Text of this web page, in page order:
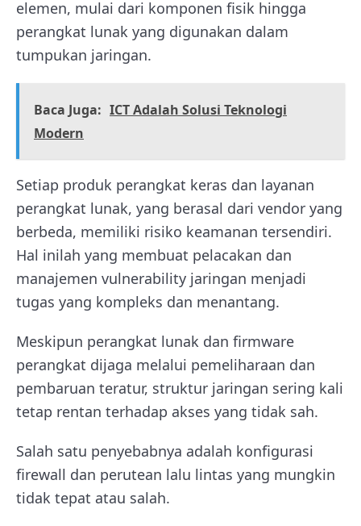
elemen, mulai dari komponen fisik hingga
perangkat lunak yang digunakan dalam
tumpukan jaringan.
Baca Juga: ICT Adalah Solusi Teknologi
Modern
Setiap produk perangkat keras dan layanan
perangkat lunak, yang berasal dari vendor yang
berbeda, memiliki risiko keamanan tersendiri.
Hal inilah yang membuat pelacakan dan
manajemen vulnerability jaringan menjadi
tugas yang kompleks dan menantang.
Meskipun perangkat lunak dan firmware
perangkat dijaga melalui pemeliharaan dan
pembaruan teratur, struktur jaringan sering kali
tetap rentan terhadap akses yang tidak sah.
Salah satu penyebabnya adalah konfigurasi
firewall dan perutean lalu lintas yang mungkin
tidak tepat atau salah.